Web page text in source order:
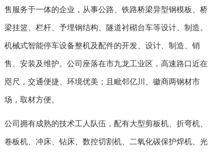
售服务于一体的企业，从事公路、铁路桥梁异型钢模板、桥
梁挂篮、栏杆、予埋钢结构、隧道衬砌台车等设计、制造。
机械式智能停车设备整机及配件的开发、设计、制造、销
售、安装及维护。公司座落在市九龙工业区，高速路口近在
咫尺，交通便捷、环境优美；且毗邻亿川、徽商两钢材市
场，取材方便。
公司拥有成熟的技术工人队伍，配有大型剪板机、折弯机、
卷板机、冲床、钻床、数控切割机、二氧化碳保护焊机、光